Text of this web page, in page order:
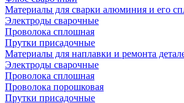
Материалы для сварки алюминия и его
Электроды сварочные
Проволока сплошная
Прутки присадочные
Материалы для наплавки и ремонта
Электроды сварочные
Проволока сплошная
Проволока порошковая
Прутки присадочные